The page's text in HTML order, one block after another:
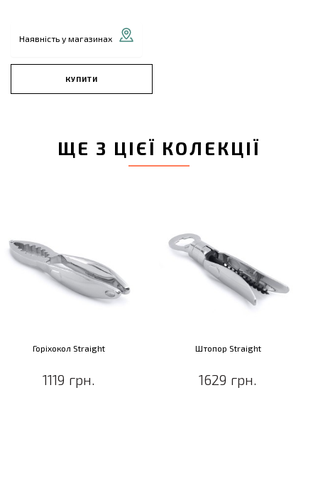
Наявність у магазинах
КУПИТИ
ЩЕ З ЦІЄЇ КОЛЕКЦІЇ
Горіхокол Straight
1119 грн.
Штопор Straight
1629 грн.